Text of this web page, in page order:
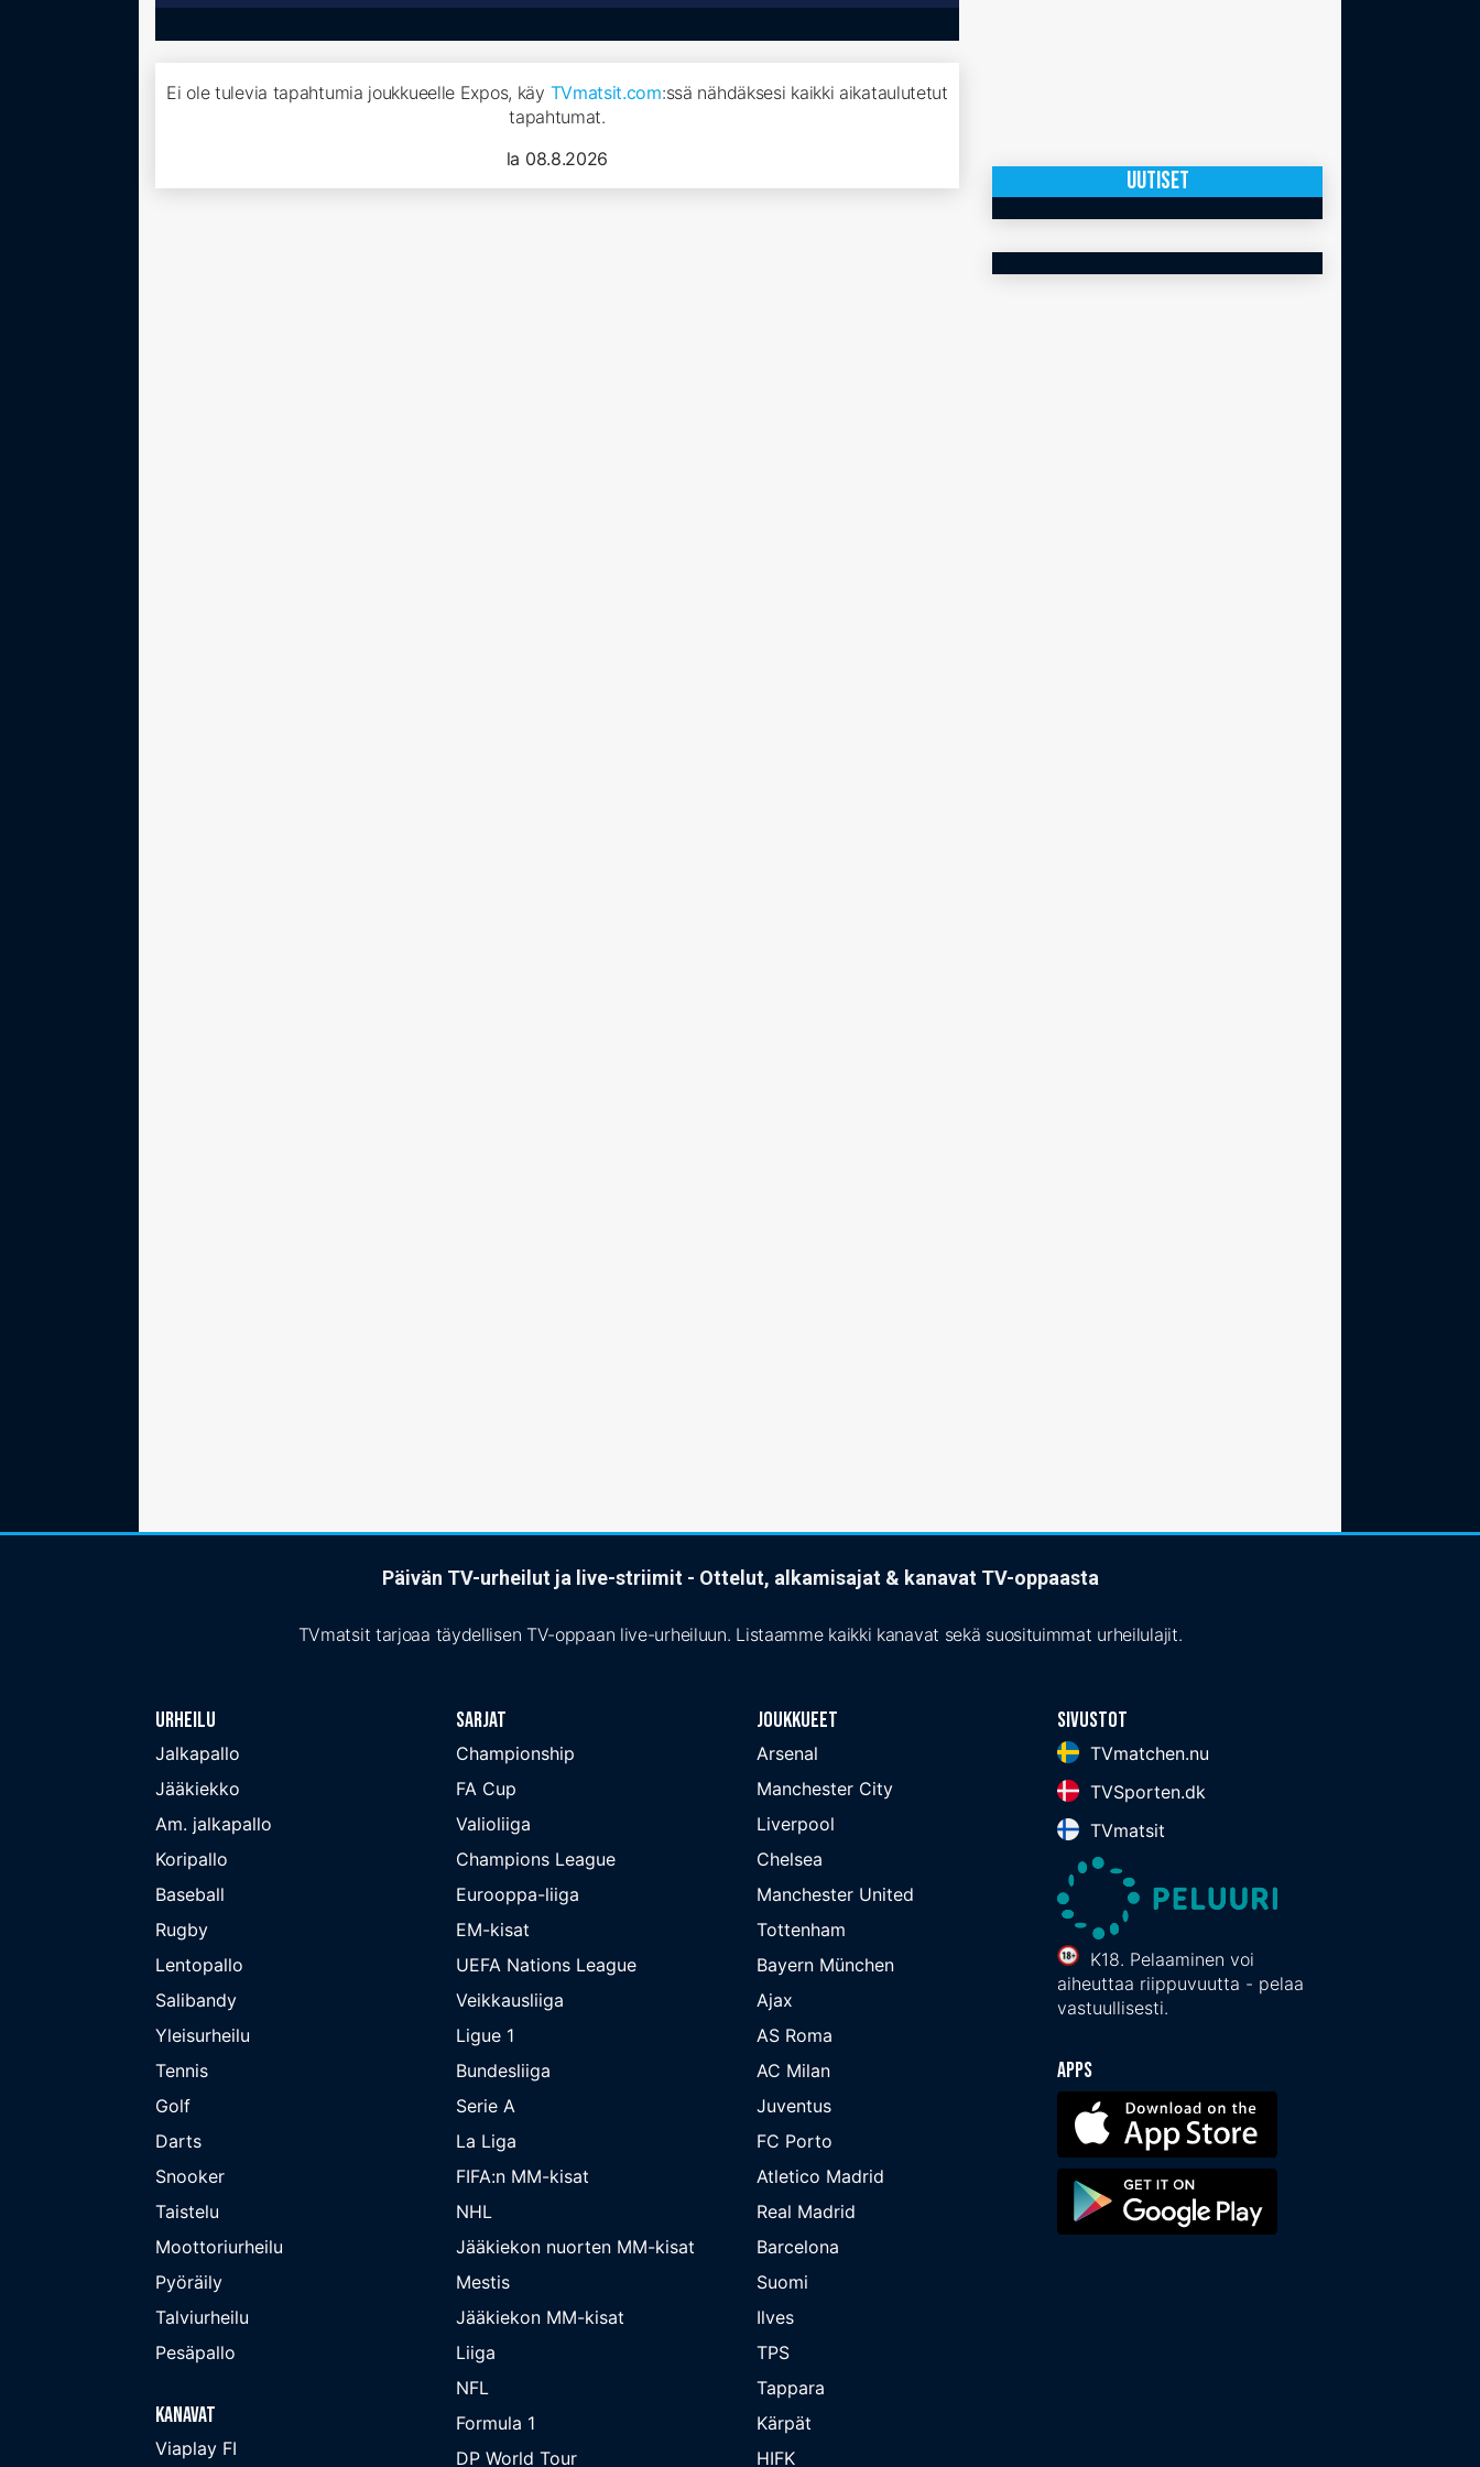
Ei ole tulevia tapahtumia joukkueelle Expos, käy TVmatsit.com:ssä nähdäksesi kaikki aikataulutetut
tapahtumat.
la 08.8.2026
UUTISET
Päivän TV-urheilut ja live-striimit - Ottelut, alkamisajat & kanavat TV-oppaasta
TVmatsit tarjoaa täydellisen TV-oppaan live-urheiluun. Listaamme kaikki kanavat sekä suosituimmat urheilulajit.
Urheilu
Jalkapallo
Jääkiekko
Am. jalkapallo
Koripallo
Baseball
Rugby
Lentopallo
Salibandy
Yleisurheilu
Tennis
Golf
Darts
Snooker
Taistelu
Moottoriurheilu
Pyöräily
Talviurheilu
Pesäpallo
Kanavat
Viaplay FI
Sarjat
Championship
FA Cup
Valioliiga
Champions League
Eurooppa-liiga
EM-kisat
UEFA Nations League
Veikkausliiga
Ligue 1
Bundesliiga
Serie A
La Liga
FIFA:n MM-kisat
NHL
Jääkiekon nuorten MM-kisat
Mestis
Jääkiekon MM-kisat
Liiga
NFL
Formula 1
DP World Tour
Joukkueet
Arsenal
Manchester City
Liverpool
Chelsea
Manchester United
Tottenham
Bayern München
Ajax
AS Roma
AC Milan
Juventus
FC Porto
Atletico Madrid
Real Madrid
Barcelona
Suomi
Ilves
TPS
Tappara
Kärpät
HIFK
Sivustot
TVmatchen.nu
TVSporten.dk
TVmatsit
K18. Pelaaminen voi
aiheuttaa riippuvuutta - pelaa
vastuullisesti.
Apps